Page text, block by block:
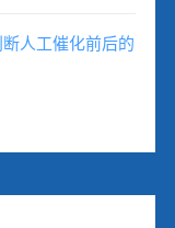
人工催化前后的